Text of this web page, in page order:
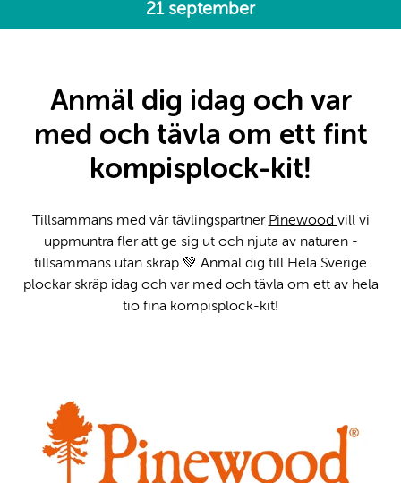
21 september
Anmäl dig idag och var
med och tävla om ett fint
kompisplock-kit!
Tillsammans med vår tävlingspartner Pinewood vill vi
uppmuntra fler att ge sig ut och njuta av naturen -
tillsammans utan skräp 💚 Anmäl dig till Hela Sverige
plockar skräp idag och var med och tävla om ett av hela
tio fina kompisplock-kit!